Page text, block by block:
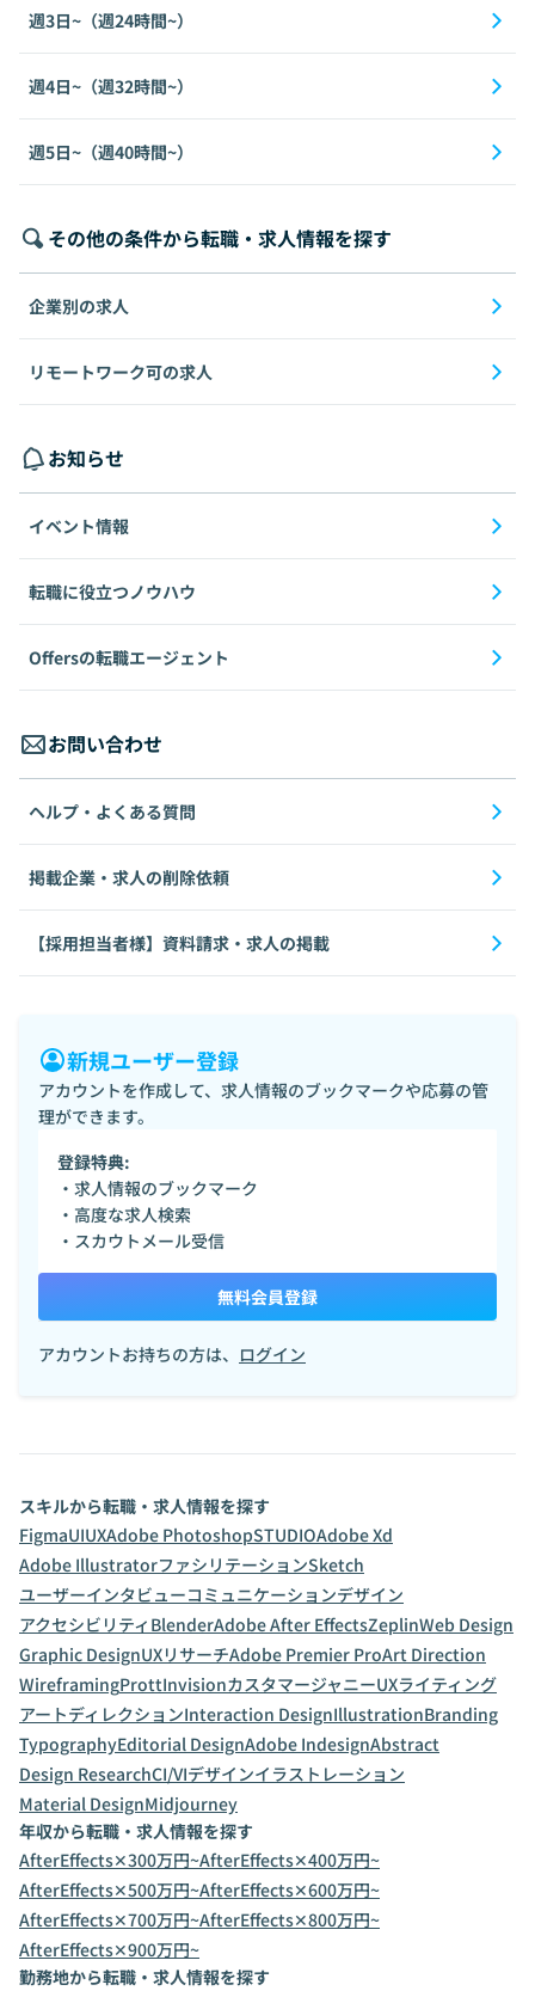
週3日~（週24時間~）
週4日~（週32時間~）
週5日~（週40時間~）
その他の条件から転職・求人情報を探す
企業別の求人
リモートワーク可の求人
お知らせ
イベント情報
転職に役立つノウハウ
Offersの転職エージェント
お問い合わせ
ヘルプ・よくある質問
掲載企業・求人の削除依頼
【採用担当者様】資料請求・求人の掲載
新規ユーザー登録
アカウントを作成して、求人情報のブックマークや応募の管
理ができます。
登録特典:
・求人情報のブックマーク
・高度な求人検索
・スカウトメール受信
無料会員登録
アカウントお持ちの方は、 ログイン
スキルから転職・求人情報を探す
FigmaUIUXAdobe PhotoshopSTUDIOAdobe Xd
Adobe IllustratorファシリテーションSketch
ユーザーインタビューコミュニケーションデザイン
アクセシビリティ BlenderAdobe After EffectsZeplinWeb Design
Graphic DesignUXリサーチAdobe Premier ProArt Direction
WireframingProttInvisionカスタマージャニーUXライティング
アートディレクションInteraction DesignIllustrationBranding
TypographyEditorial DesignAdobe IndesignAbstract
Design ResearchCI/VIデザインイラストレーション
Material DesignMidjourney
年収から転職・求人情報を探す
AfterEffects✕300万円~AfterEffects✕400万円~
AfterEffects✕500万円~AfterEffects✕600万円~
AfterEffects✕700万円~AfterEffects✕800万円~
AfterEffects✕900万円~
勤務地から転職・求人情報を探す